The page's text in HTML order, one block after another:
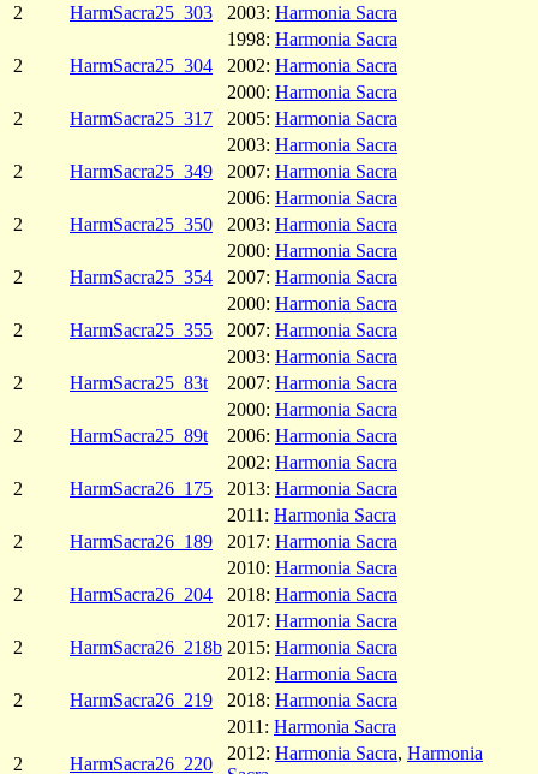
2
HarmSacra25_303 2003: Harmonia Sacra
1998: Harmonia Sacra
2
HarmSacra25_304 2002: Harmonia Sacra
2000: Harmonia Sacra
2
HarmSacra25_317 2005: Harmonia Sacra
2003: Harmonia Sacra
2
HarmSacra25_349 2007: Harmonia Sacra
2006: Harmonia Sacra
2
HarmSacra25_350 2003: Harmonia Sacra
2000: Harmonia Sacra
2
HarmSacra25_354 2007: Harmonia Sacra
2000: Harmonia Sacra
2
HarmSacra25_355 2007: Harmonia Sacra
2003: Harmonia Sacra
2
HarmSacra25_83t 2007: Harmonia Sacra
2000: Harmonia Sacra
2
HarmSacra25_89t 2006: Harmonia Sacra
2002: Harmonia Sacra
2
HarmSacra26_175 2013: Harmonia Sacra
2011: Harmonia Sacra
2
HarmSacra26_189 2017: Harmonia Sacra
2010: Harmonia Sacra
2
HarmSacra26_204 2018: Harmonia Sacra
2017: Harmonia Sacra
2
HarmSacra26_218b 2015: Harmonia Sacra
2012: Harmonia Sacra
2
HarmSacra26_219 2018: Harmonia Sacra
2011: Harmonia Sacra
2
HarmSacra26_220
2012: Harmonia Sacra, Harmonia